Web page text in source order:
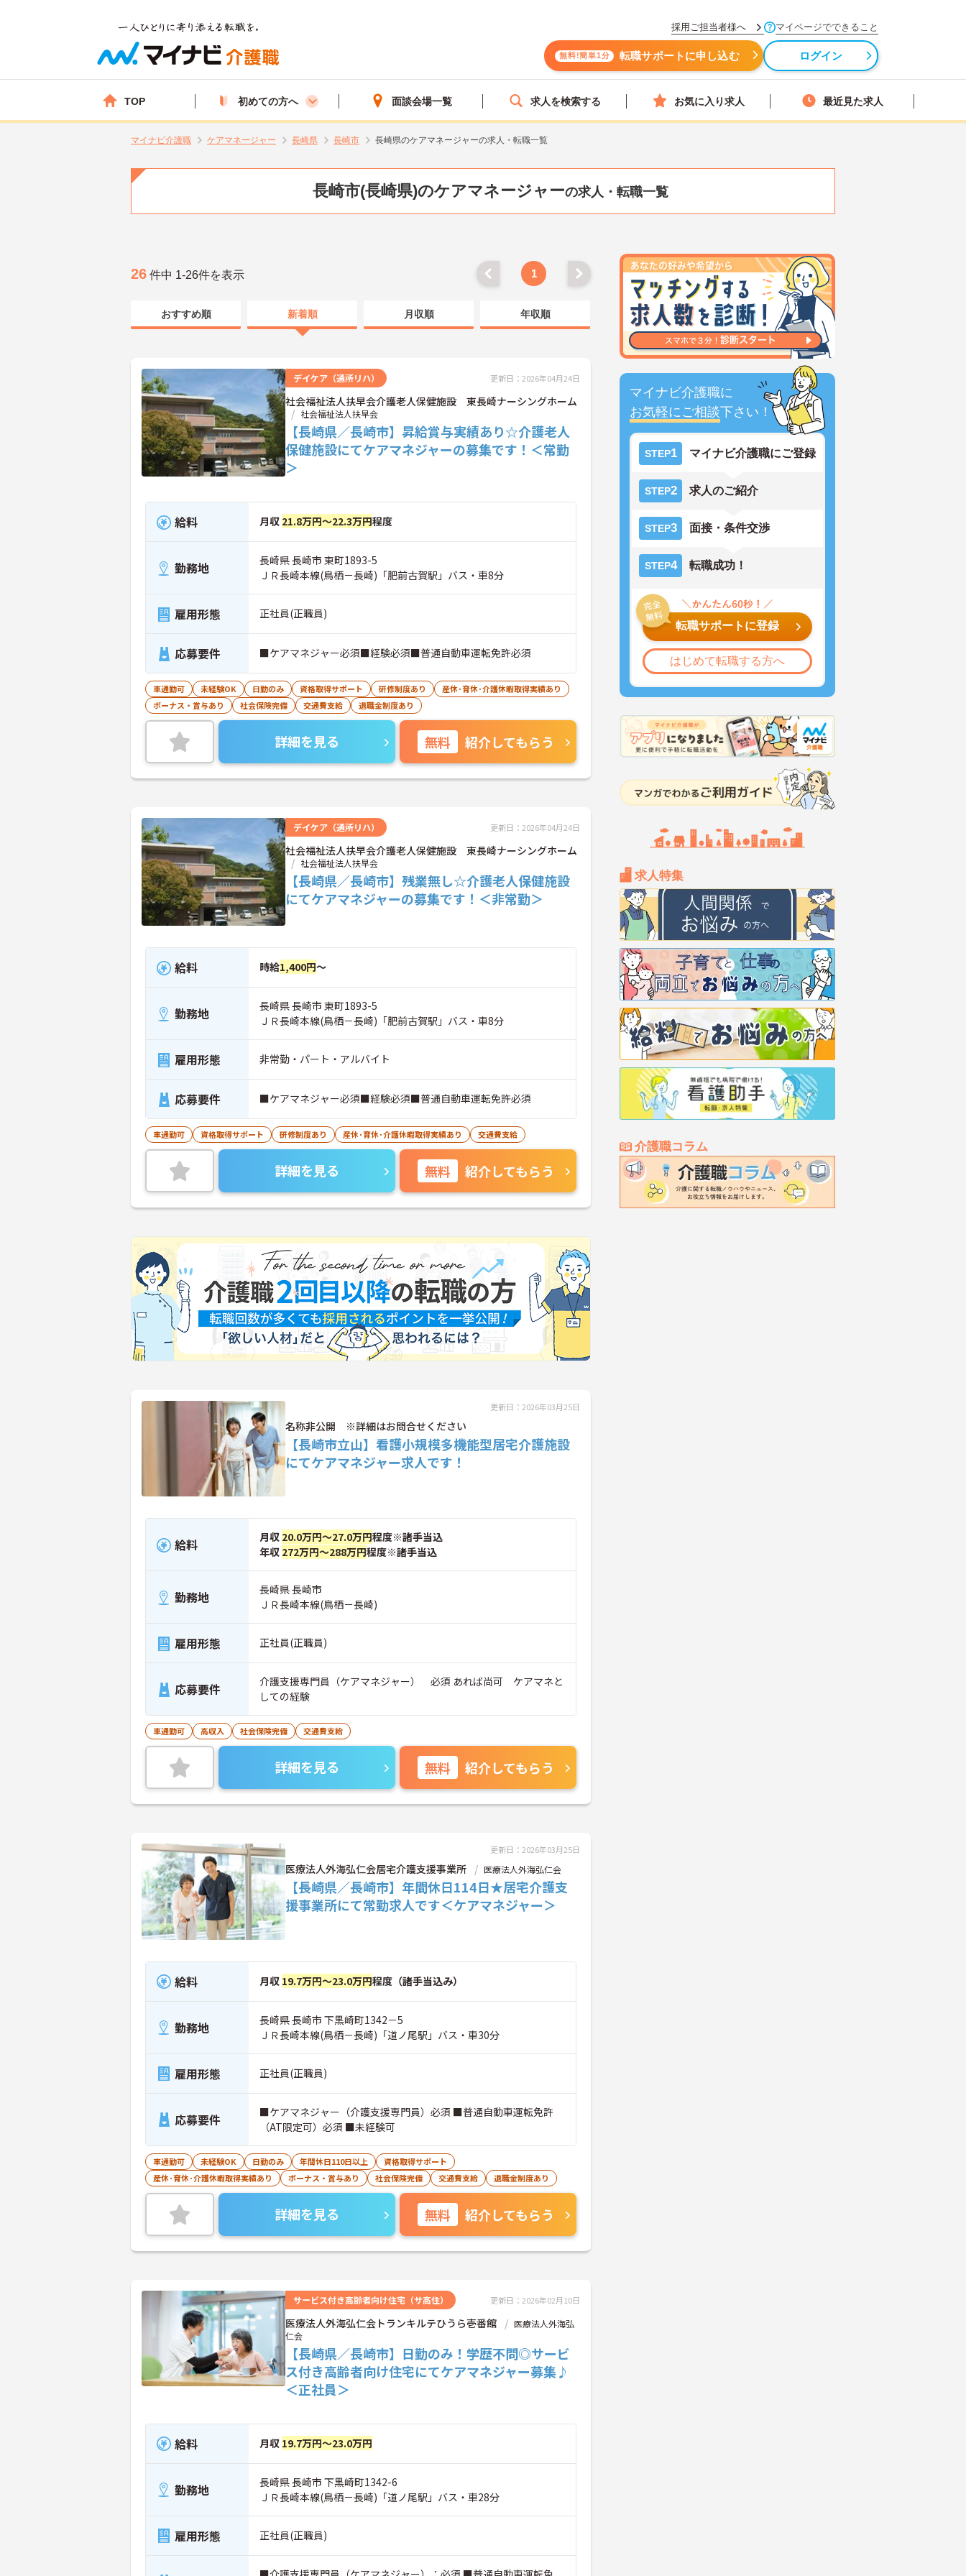
採用ご担当者様へ マイページでできること
無料!簡単1分 転職サポートに申し込む ログイン
TOP 初めての方へ 面談会場一覧 求人を検索する お気に入り求人 最近見た求人
マイナビ介護職 ケアマネージャー 長崎県 長崎市 長崎県のケアマネージャーの求人・転職一覧
長崎市(長崎県)のケアマネージャーの求人・転職一覧
マイナビ介護職に
お気軽にご相談下さい！
STEP1 マイナビ介護職にご登録
STEP2 求人のご紹介
STEP3 面接・条件交渉
STEP4 転職成功！
転職サポートに登録
はじめて転職する方へ
求人特集
介護職コラム
26 件中 1-26件を表示 1
おすすめ順 新着順 月収順 年収順
デイケア（通所リハ） 更新日：2026年04月24日
社会福祉法人扶早会介護老人保健施設 東長崎ナーシングホーム
社会福祉法人扶早会
【長崎県／長崎市】昇給賞与実績あり☆介護老人
保健施設にてケアマネジャーの募集です！＜常勤
＞
給料 月収 21.8万円～22.3万円程度
勤務地
長崎県 長崎市 東町1893-5
ＪＲ長崎本線(鳥栖－長崎)「肥前古賀駅」バス・車8分
雇用形態 正社員(正職員)
応募要件 ■ケアマネジャー必須■経験必須■普通自動車運転免許必須
車通勤可 未経験OK 日勤のみ 資格取得サポート 研修制度あり
産休･育休･介護休暇取得実績あり
ボーナス・賞与あり
社会保険完備 交通費支給 退職金制度あり
詳細を見る 無料 紹介してもらう
デイケア（通所リハ） 更新日：2026年04月24日
社会福祉法人扶早会介護老人保健施設 東長崎ナーシングホーム
社会福祉法人扶早会
【長崎県／長崎市】残業無し☆介護老人保健施設
にてケアマネジャーの募集です！＜非常勤＞
給料 時給1,400円～
勤務地
長崎県 長崎市 東町1893-5
ＪＲ長崎本線(鳥栖－長崎)「肥前古賀駅」バス・車8分
雇用形態 非常勤・パート・アルバイト
応募要件 ■ケアマネジャー必須■経験必須■普通自動車運転免許必須
車通勤可 資格取得サポート 研修制度あり 産休･育休･介護休暇取得実績あり 交通費支給
詳細を見る 無料 紹介してもらう
更新日：2026年03月25日
名称非公開 ※詳細はお問合せください
【長崎市立山】看護小規模多機能型居宅介護施設
にてケアマネジャー求人です！
給料 月収 20.0万円～27.0万円程度※諸手当込
年収 272万円～288万円程度※諸手当込
勤務地
長崎県 長崎市
ＪＲ長崎本線(鳥栖－長崎)
雇用形態 正社員(正職員)
応募要件
介護支援専門員（ケアマネジャー） 必須 あれば尚可 ケアマネと
しての経験
車通勤可 高収入 社会保険完備 交通費支給
詳細を見る 無料 紹介してもらう
更新日：2026年03月25日
医療法人外海弘仁会居宅介護支援事業所 医療法人外海弘仁会
【長崎県／長崎市】年間休日114日★居宅介護支
援事業所にて常勤求人です＜ケアマネジャー＞
給料 月収 19.7万円～23.0万円程度（諸手当込み）
勤務地
長崎県 長崎市 下黒崎町1342－5
ＪＲ長崎本線(鳥栖－長崎)「道ノ尾駅」バス・車30分
雇用形態 正社員(正職員)
応募要件
■ケアマネジャー（介護支援専門員）必須 ■普通自動車運転免許
（AT限定可）必須 ■未経験可
車通勤可 未経験OK 日勤のみ 年間休日110日以上
資格取得サポート
産休･育休･介護休暇取得実績あり
ボーナス・賞与あり 社会保険完備 交通費支給 退職金制度あり
詳細を見る 無料 紹介してもらう
サービス付き高齢者向け住宅（サ高住） 更新日：2026年02月10日
医療法人外海弘仁会トランキルテひうら壱番館
医療法人外海弘
仁会
【長崎県／長崎市】日勤のみ！学歴不問◎サービ
ス付き高齢者向け住宅にてケアマネジャー募集♪
＜正社員＞
給料 月収 19.7万円～23.0万円
勤務地
長崎県 長崎市 下黒崎町1342-6
ＪＲ長崎本線(鳥栖－長崎)「道ノ尾駅」バス・車28分
雇用形態 正社員(正職員)